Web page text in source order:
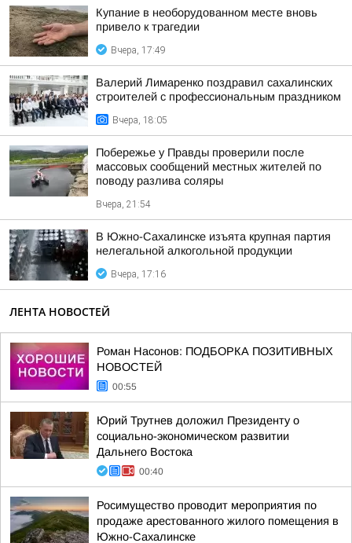
Купание в необорудованном месте вновь
привело к трагедии
Вчера, 17:49
Валерий Лимаренко поздравил сахалинских
строителей с профессиональным праздником
Вчера, 18:05
Побережье у Правды проверили после
массовых сообщений местных жителей по
поводу разлива соляры
Вчера, 21:54
В Южно-Сахалинске изъята крупная партия
нелегальной алкогольной продукции
Вчера, 17:16
ЛЕНТА НОВОСТЕЙ
Роман Насонов: ПОДБОРКА ПОЗИТИВНЫХ
НОВОСТЕЙ
00:55
Юрий Трутнев доложил Президенту о
социально-экономическом развитии
Дальнего Востока
00:40
Росимущество проводит мероприятия по
продаже арестованного жилого помещения в
Южно-Сахалинске